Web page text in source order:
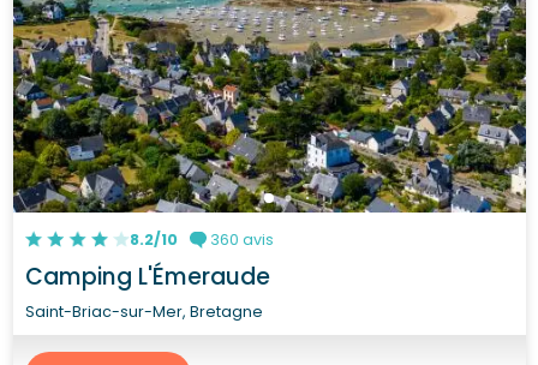
8.2/10 360 avis
Camping L'Émeraude
Saint-Briac-sur-Mer, Bretagne